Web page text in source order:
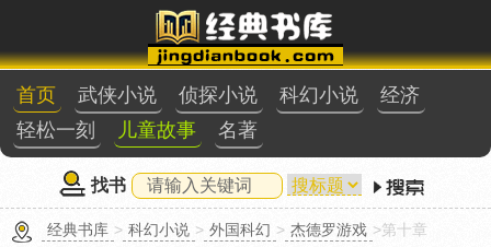
首页 武侠小说 侦探小说 科幻小说
经济
轻松一刻
儿童故事 名著
找书
经典书库 > 科幻小说 > 外国科幻 > 杰德罗游戏 >第十章